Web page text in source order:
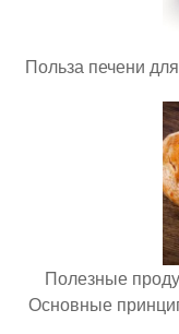
Польза печени
Полезные
Основные